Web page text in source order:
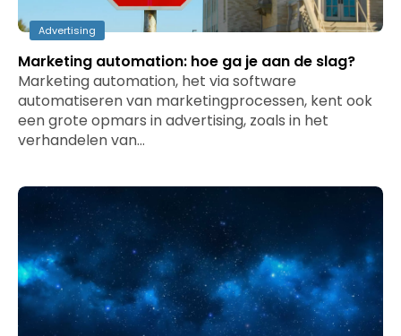
Advertising
Marketing automation: hoe ga je aan de slag?
Marketing automation, het via software
automatiseren van marketingprocessen, kent ook
een grote opmars in advertising, zoals in het
verhandelen van…